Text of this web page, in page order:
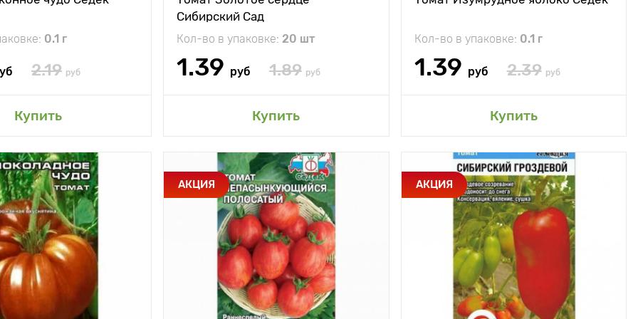
0.1 г
2.19 руб
Купитьв мой сад
Сибирский Сад
Кол-во в упаковке: 20 шт
1.39 руб 1.89 руб
Купить
Вес плода
Добавить в мой сад
Кол-во в упаковке: 0.1 г
1.39 руб 2.39 руб
Купить
Добавить в мой сад
Крупные
шоколадные плоды
80 - 150 см
50 х 50 см
открытый грунт,
парник, теплица
АКЦИЯ
Особенности
Сочетание
раннеспелости и
высокой
урожайности,
декоративность
Высота растения 60 - 70 см
Растояние между
растениями
50 х 50 см
АКЦИЯ
Особенности
приспособлен к
тяжелым
климатическим
условиям северных
регионов
Высота растения
Растояние между
растениями
50 х 50 см